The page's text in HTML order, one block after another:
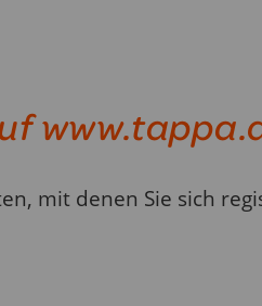
mit denen Sie sich